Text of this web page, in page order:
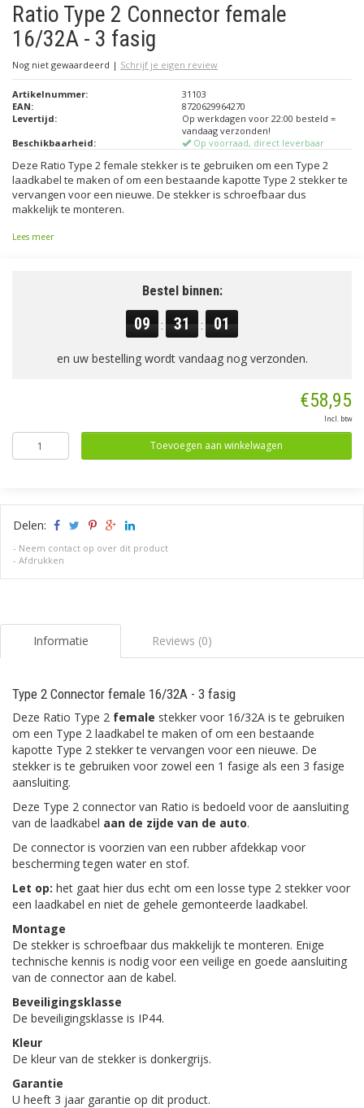
Ratio Type 2 Connector female
16/32A - 3 fasig
Nog niet gewaardeerd | Schrijf je eigen review
Artikelnummer:
31103
EAN:
8720629964270
Levertijd:
Op werkdagen voor 22:00 besteld =
vandaag verzonden!
Beschikbaarheid:
Op voorraad, direct leverbaar
Deze Ratio Type 2 female stekker is te gebruiken om een Type 2
laadkabel te maken of om een bestaande kapotte Type 2 stekker te
vervangen voor een nieuwe. De stekker is schroefbaar dus
makkelijk te monteren.
Lees meer
Bestel binnen:
09 : 31 : 00
en uw bestelling wordt vandaag nog verzonden.
€58,95
Incl. btw
Toevoegen aan winkelwagen
Delen:
- Neem contact op over dit product
- Afdrukken
Informatie Reviews (0)
Type 2 Connector female 16/32A - 3 fasig
Deze Ratio Type 2 female stekker voor 16/32A is te gebruiken
om een Type 2 laadkabel te maken of om een bestaande
kapotte Type 2 stekker te vervangen voor een nieuwe. De
stekker is te gebruiken voor zowel een 1 fasige als een 3 fasige
aansluiting.
Deze Type 2 connector van Ratio is bedoeld voor de aansluiting
van de laadkabel aan de zijde van de auto.
De connector is voorzien van een rubber afdekkap voor
bescherming tegen water en stof.
Let op: het gaat hier dus echt om een losse type 2 stekker voor
een laadkabel en niet de gehele gemonteerde laadkabel.
Montage
De stekker is schroefbaar dus makkelijk te monteren. Enige
technische kennis is nodig voor een veilige en goede aansluiting
van de connector aan de kabel.
Beveiligingsklasse
De beveiligingsklasse is IP44.
Kleur
De kleur van de stekker is donkergrijs.
Garantie
U heeft 3 jaar garantie op dit product.